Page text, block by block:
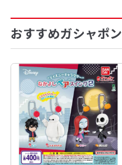
おすすめガシャポン